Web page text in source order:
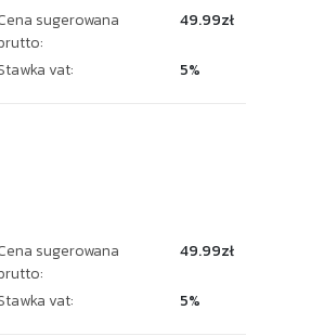
sugerowana
49.99zł
vat: 5%
sugerowana
49.99zł
vat: 5%